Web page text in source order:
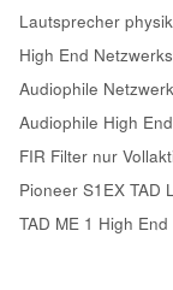
Lautsprecher
High End
Audiophile
Audiophile High
FIR Filter nur
Pioneer S1EX TAD
TAD ME 1 High